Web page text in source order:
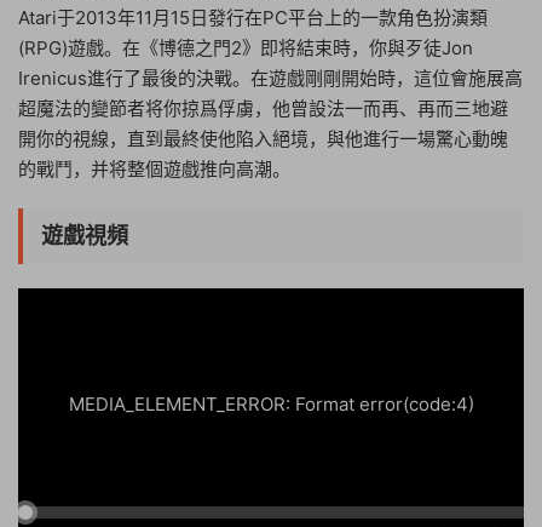
Atari于2013年11月15日發行在PC平台上的一款角色扮演類
(RPG)遊戲。在《博德之門2》即将結束時，你與歹徒Jon
Irenicus進行了最後的決戰。在遊戲剛剛開始時，這位會施展高
超魔法的變節者将你掠爲俘虜，他曾設法一而再、再而三地避
開你的視線，直到最終使他陷入絕境，與他進行一場驚心動魄
的戰鬥，并将整個遊戲推向高潮。
遊戲視頻
MEDIA_ELEMENT_ERROR: Format error(code:4)